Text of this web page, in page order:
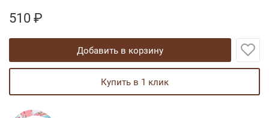
510 ₽
добавить в корзину
купить в 1 клик